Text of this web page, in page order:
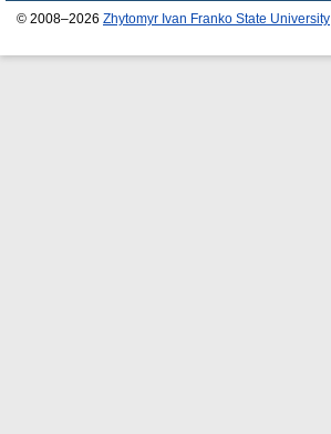
© 2008–2026 Zhytomyr Ivan Franko State University